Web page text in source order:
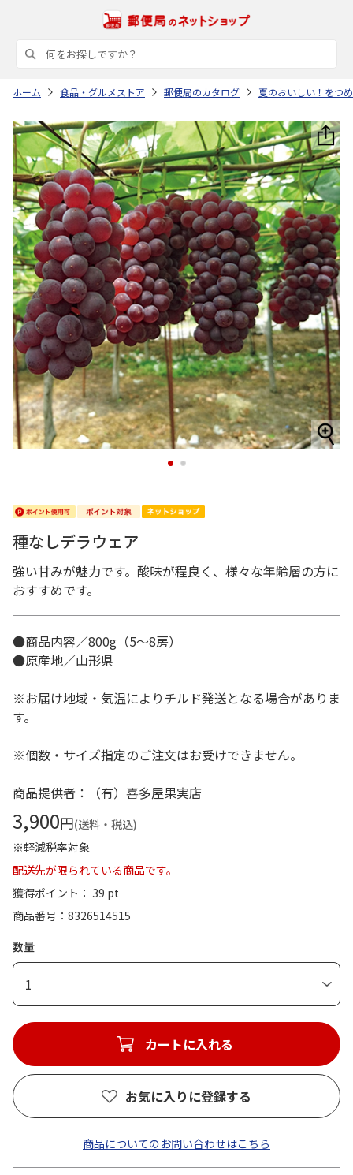
ホーム 食品・グルメストア 郵便局のカタログ 夏のおいしい！をつ
1 2
種なしデラウェア
強い甘みが魅力です。酸味が程良く、様々な年齢層の方に
おすすめです。
●商品内容／800g（5～8房）
●原産地／山形県
※お届け地域・気温によりチルド発送となる場合がありま
す。
※個数・サイズ指定のご注文はお受けできません。
商品提供者：（有）喜多屋果実店
3,900円(送料・税込)
※軽減税率対象
配送先が限られている商品です。
獲得ポイント： 39 pt
商品番号
8326514515
数量
1
カートに入れる
お気に入りに登録する
商品についてのお問い合わせはこちら